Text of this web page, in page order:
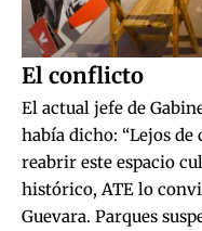
El conflicto
El actual jefe de
había dicho: “Lejos
reabrir este espacio
histórico, ATE lo
Guevara. Parques